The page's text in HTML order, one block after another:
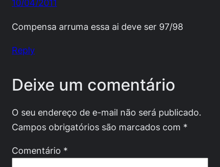
10/04/2011
Compensa arruma essa ai deve ser 97/98
Reply
Deixe um comentário
O seu endereço de e-mail não será publicado.
Campos obrigatórios são marcados com *
Comentário *